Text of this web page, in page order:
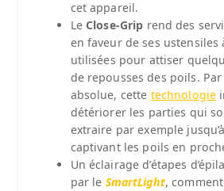
cet appareil.
Le Close-Grip rend des
en faveur de ses ustensiles
utilisées pour attiser
de repousses des poils. Par
absolue, cette technologie
détériorer les parties qui
extraire par exemple
captivant les poils en
Un éclairage d’étapes
par le SmartLight,